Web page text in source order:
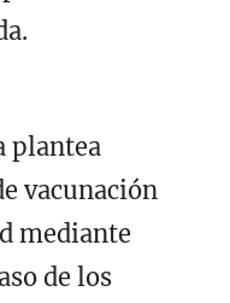
plantea
vacunación
mediante
de los